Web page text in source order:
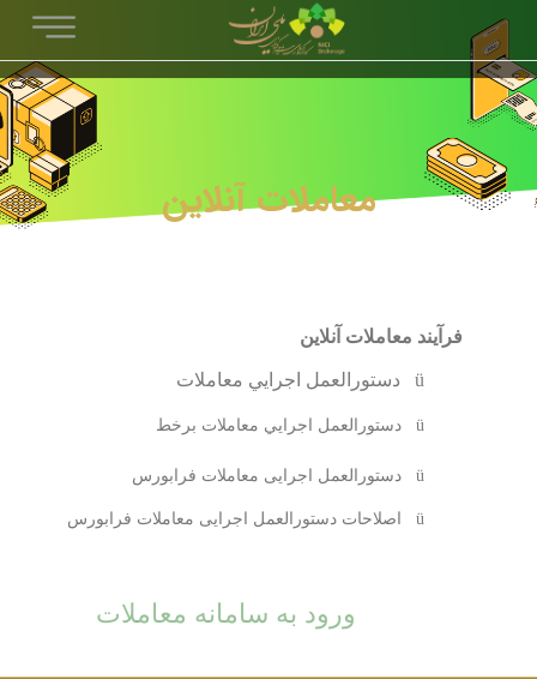
معاملات آنلاین
فرآیند معاملات آنلاین
ü دستورالعمل اجرايي معاملات
ü دستورالعمل اجرايي معاملات برخط
ü دستورالعمل اجرایی معاملات فرابورس
ü اصلاحات دستورالعمل اجرایی معاملات فرابورس
ورود به سامانه معاملات